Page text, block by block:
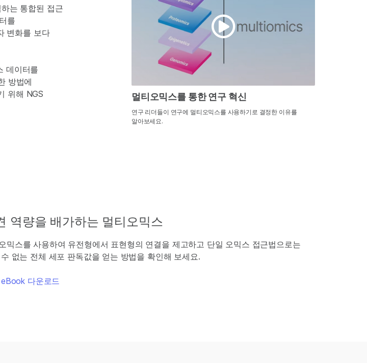
는 통합된 접근
를
변화를 보다
데이터를
방법에
위해 NGS
멀티오믹스를 통한 연구 혁신
연구 리더들이 연구에 멀티오믹스를 사용하기로 결정한 이유를
알아보세요.
역량을 배가하는 멀티오믹스
믹스를 사용하여 유전형에서 표현형의 연결을 제고하고 단일 오믹스 접근법으로는
없는 전체 세포 판독값을 얻는 방법을 확인해 보세요.
다운로드